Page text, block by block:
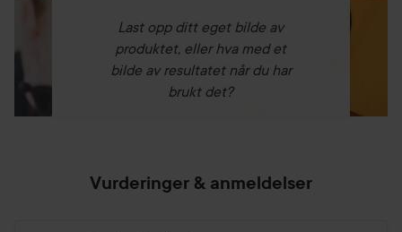
Last opp ditt eget bilde av
produktet, eller hva med et
bilde av resultatet når du har
brukt det?
Vurderinger & anmeldelser